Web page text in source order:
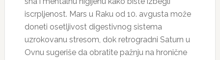
iscrpljenost. Mars u Raku od 10. avgusta može
doneti osetljivost digestivnog sistema
uzrokovanu stresom, dok retrogradni Saturn u
Ovnu sugeriše da obratite pažnju na hronične